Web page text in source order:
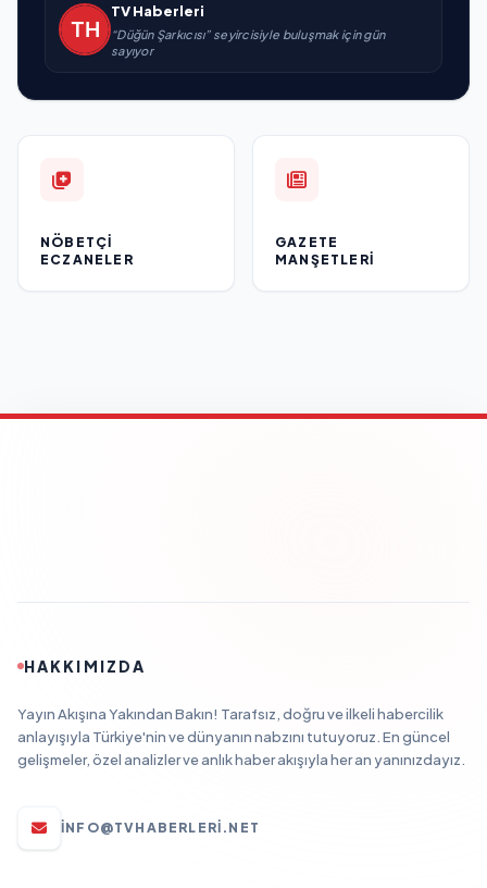
TV Haberleri
“Düğün Şarkıcısı” seyircisiyle buluşmak için gün
sayıyor
NÖBETÇI
ECZANELER
GAZETE
MANŞETLERI
HAKKIMIZDA
Yayın Akışına Yakından Bakın! Tarafsız, doğru ve ilkeli habercilik
anlayışıyla Türkiye'nin ve dünyanın nabzını tutuyoruz. En güncel
gelişmeler, özel analizler ve anlık haber akışıyla her an yanınızdayız.
INFO@TVHABERLERI.NET